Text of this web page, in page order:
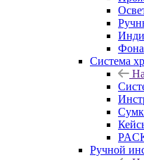
Система
Ручной